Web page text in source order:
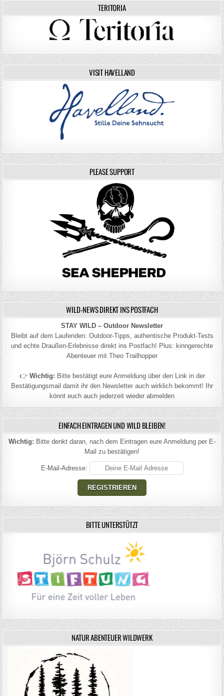
TERITORIA
VISIT HAVELLAND
PLEASE SUPPORT
WILD-NEWS DIREKT INS POSTFACH
STAY WILD – Outdoor Newsletter
Bleibt auf dem Laufenden: Outdoor-Tipps, authentische Produkt-Tests
und echte Draußen-Erlebnisse direkt ins Postfach! Plus: kinngerechte
Abenteuer mit Theo Trailhopper
👉 Wichtig: Bitte bestätigt eure Anmeldung über den Link in der
Bestätigungsmail damit ihr den Newsletter auch wirklich bekommt! Ihr
könnt euch auch jederzeit wieder abmelden
EINFACH EINTRAGEN UND WILD BLEIBEN!
Wichtig: Bitte denkt daran, nach dem Eintragen eure Anmeldung per E-
Mail zu bestätigen!
E-Mail-Adresse:
BITTE UNTERSTÜTZT
NATUR ABENTEUER WILDWERK